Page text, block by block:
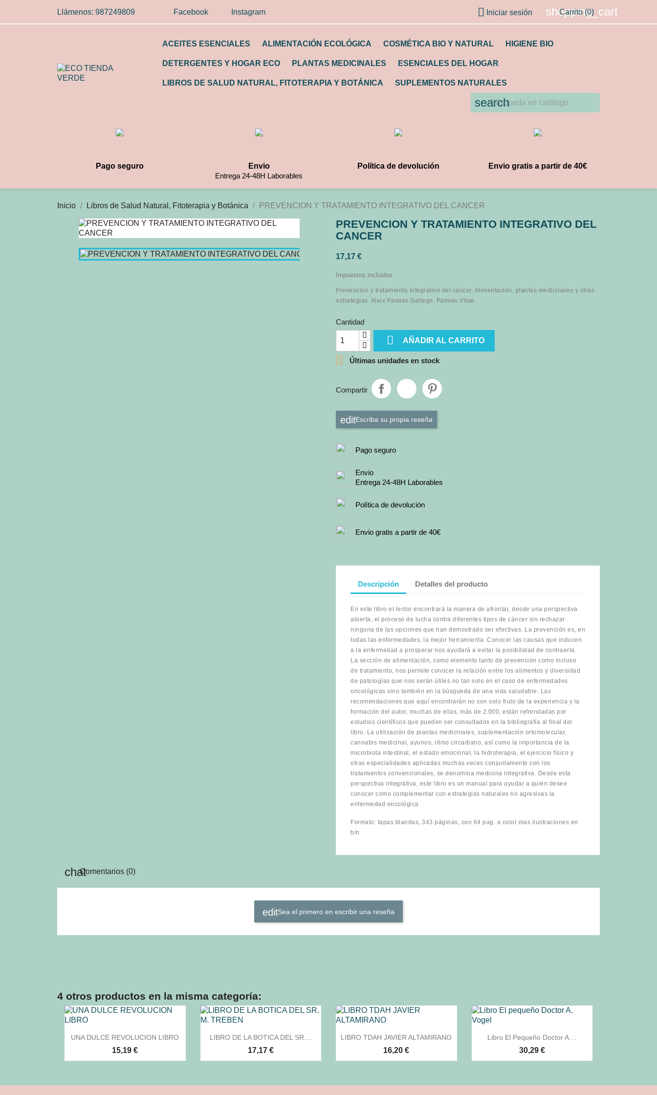
Llámenos: 987249809 Facebook Instagram  Iniciar sesión shopping_cart
Carrito (0)
ACEITES ESENCIALES ALIMENTACIÓN ECOLÓGICA COSMÉTICA BIO Y NATURAL HIGIENE BIO
DETERGENTES Y HOGAR ECO PLANTAS MEDICINALES ESENCIALES DEL HOGAR
LIBROS DE SALUD NATURAL, FITOTERAPIA Y BOTÁNICA SUPLEMENTOS NATURALES
search
Pago seguro
Envio
Entrega 24-48H Laborables
Política de devolución Envio gratis a partir de 40€
Inicio Libros de Salud Natural, Fitoterapia y Botánica PREVENCION Y TRATAMIENTO INTEGRATIVO DEL CANCER
PREVENCION Y TRATAMIENTO INTEGRATIVO DEL
CANCER
17,17 €
Impuestos incluidos
Prevención y tratamiento integrativo del cáncer. Alimentación, plantas medicinales y otras
estrategias. Aleix Pamies Gallego. Pamies Vitae.
Cantidad
 AÑADIR AL CARRITO
 Últimas unidades en stock
Compartir
Escriba su propia reseña
Pago seguro
Envio
Entrega 24-48H Laborables
Política de devolución
Envio gratis a partir de 40€
Descripción Detalles del producto
En este libro el lector encontrará la manera de afrontar, desde una perspectiva
abierta, el proceso de lucha contra diferentes tipos de cáncer sin rechazar
ninguna de las opciones que han demostrado ser efectivas. La prevención es, en
todas las enfermedades, la mejor herramienta. Conocer las causas que inducen
a la enfermedad a prosperar nos ayudará a evitar la posibilidad de contraerla.
La sección de alimentación, como elemento tanto de prevención como incluso
de tratamiento, nos permite conocer la relación entre los alimentos y diversidad
de patologías que nos serán útiles no tan solo en el caso de enfermedades
oncológicas sino también en la búsqueda de una vida saludable. Las
recomendaciones que aquí encontrarán no son solo fruto de la experiencia y la
formación del autor, muchas de ellas, más de 2.000, están refrendadas por
estudios científicos que pueden ser consultados en la bibliografía al final del
libro. La utilización de plantas medicinales, suplementación ortomolecular,
cannabis medicinal, ayunos, ritmo circadiano, así como la importancia de la
microbiota intestinal, el estado emocional, la hidroterapia, el ejercicio físico y
otras especialidades aplicadas muchas veces conjuntamente con los
tratamientos convencionales, se denomina medicina integrativa. Desde esta
perspectiva integrativa, este libro es un manual para ayudar a quien desee
conocer como complementar con estrategias naturales no agresivas la
enfermedad oncológica
Formato: tapas blandas, 343 páginas, con 64 pag. a color mas ilustraciones en
b/n
Comentarios (0)
Sea el primero en escribir una reseña
4 otros productos en la misma categoría:
 Vista rápida
UNA DULCE REVOLUCION LIBRO
15,19 €
 Vista rápida
LIBRO DE LA BOTICA DEL SR....
17,17 €
 Vista rápida
LIBRO TDAH JAVIER ALTAMIRANO
16,20 €
 Vista rápida
Libro El Pequeño Doctor A....
30,29 €